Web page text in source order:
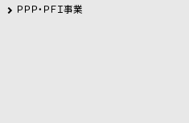
ＰＰＰ・ＰＦＩ事業